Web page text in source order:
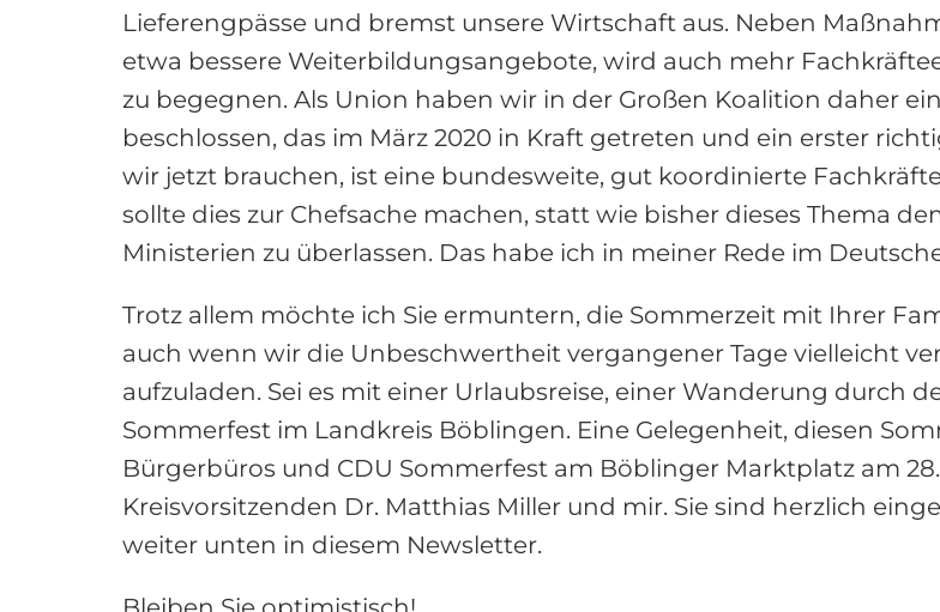
Lieferengpässe und bremst unsere Wirtschaft aus. Neben
etwa bessere Weiterbildungsangebote, wird auch mehr
zu begegnen. Als Union haben wir in der Großen Koalition daher
beschlossen, das im März 2020 in Kraft getreten und ein erster
wir jetzt brauchen, ist eine bundesweite, gut koordinierte
sollte dies zur Chefsache machen, statt wie bisher dieses Thema
Ministerien zu überlassen. Das habe ich in meiner Rede im
Trotz allem möchte ich Sie ermuntern, die Sommerzeit mit Ihrer
auch wenn wir die Unbeschwertheit vergangener Tage vielleicht
aufzuladen. Sei es mit einer Urlaubsreise, einer Wanderung durch
Sommerfest im Landkreis Böblingen. Eine Gelegenheit, diesen
Bürgerbüros und CDU Sommerfest am Böblinger Marktplatz am
Kreisvorsitzenden Dr. Matthias Miller und mir. Sie sind herzlich
weiter unten in diesem Newsletter.